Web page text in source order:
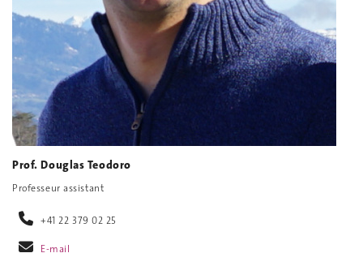
Prof. Douglas Teodoro
Professeur assistant
+41 22 379 02 25
E-mail